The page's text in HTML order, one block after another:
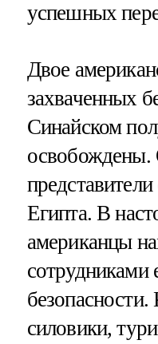
успешных
Двое
захваченных
Синайском
Египта. В
американцы
сотрудниками
безопасности.
силовики,